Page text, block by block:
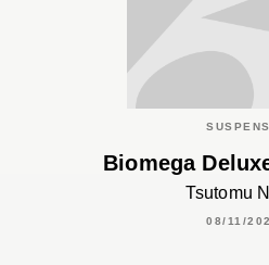
Biomega
Tsutomu
08/11/